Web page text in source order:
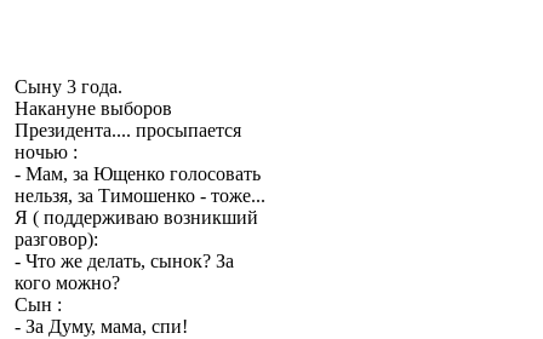
Сыну 3 года.
Накануне выборов
Президента.... просыпается
ночью :
- Мам, за Ющенкоголосовать
нельзя, за Тимошенко- тоже...
Я ( поддерживаю возникший
разговор):
- Что же делать, сынок? За
кого можно?
Сын :
- За Думу, мама, спи!